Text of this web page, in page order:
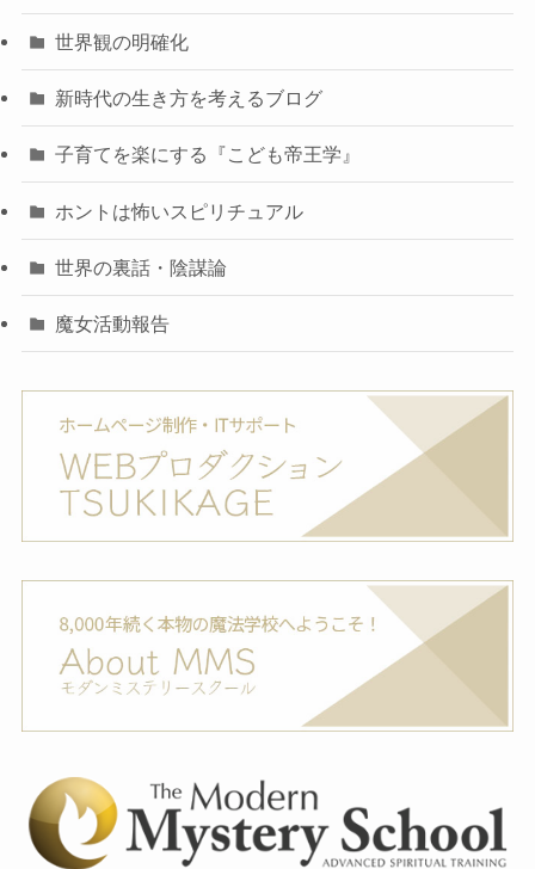
世界観の明確化
新時代の生き方を考えるブログ
子育てを楽にする『こども帝王学』
ホントは怖いスピリチュアル
世界の裏話・陰謀論
魔女活動報告